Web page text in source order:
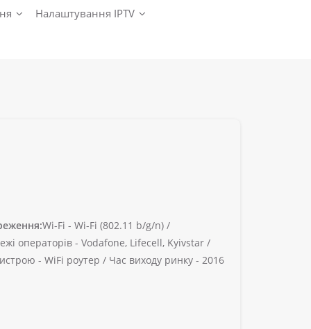
Налаштування IPTV
Wi-Fi - Wi-Fi (802.11 b/g/n) /
операторів - Vodafone, Lifecell, Kyivstar /
- WiFi роутер / Час виходу ринку - 2016